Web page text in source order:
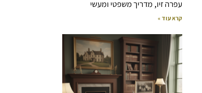
עפרה זיו, מדריך משפטי ומעשי
קרא עוד »